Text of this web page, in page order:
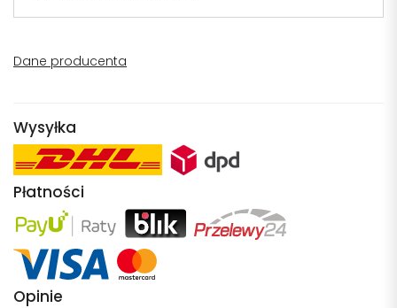
Dane producenta
Wysyłka
Płatności
Opinie